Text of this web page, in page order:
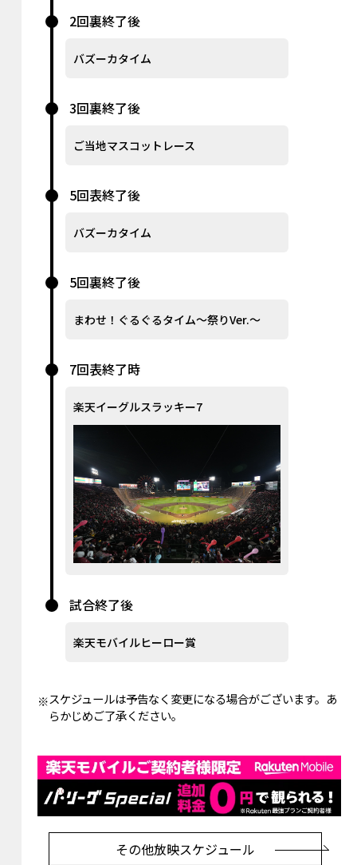
2回裏終了後
バズーカタイム
3回裏終了後
ご当地マスコットレース
5回表終了後
バズーカタイム
5回裏終了後
まわせ！ぐるぐるタイム～祭りVer.～
7回表終了時
楽天イーグルスラッキー7
試合終了後
楽天モバイルヒーロー賞
スケジュールは予告なく変更になる場合がございます。あ
らかじめご了承ください。
その他放映スケジュール